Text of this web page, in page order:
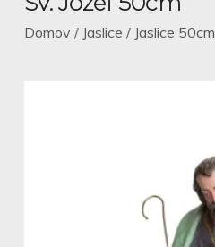
Domov / Jaslice / Jaslice 50cm